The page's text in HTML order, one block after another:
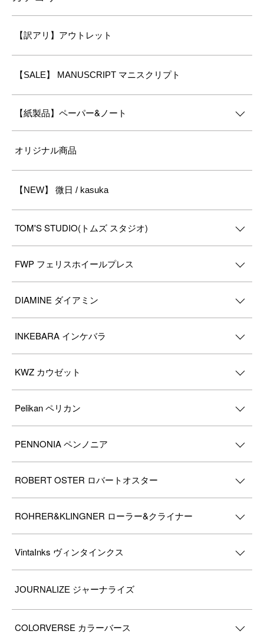
【訳アリ】アウトレット
【SALE】 MANUSCRIPT マニスクリプト
【紙製品】ペーパー&ノート
オリジナル商品
【NEW】 微日 / kasuka
TOM'S STUDIO(トムズ スタジオ)
FWP フェリスホイールプレス
DIAMINE ダイアミン
INKEBARA インケバラ
KWZ カウゼット
Pelikan ペリカン
PENNONIA ペンノニア
ROBERT OSTER ロバートオスター
ROHRER&KLINGNER ローラー&クライナー
VintaInks ヴィンタインクス
JOURNALIZE ジャーナライズ
COLORVERSE カラーバース